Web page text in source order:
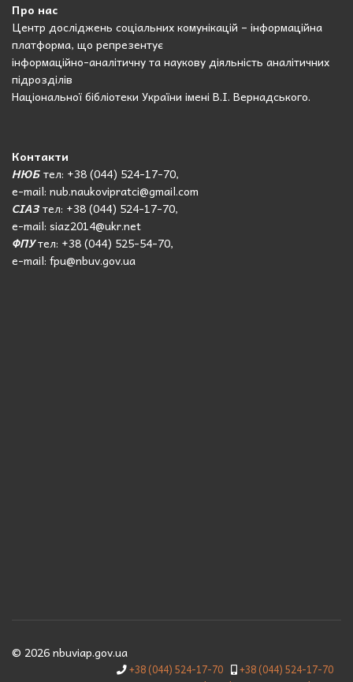
Про нас
Центр досліджень соціальних комунікацій – інформаційна
платформа, що репрезентує
інформаційно-аналітичну та наукову діяльність аналітичних
підрозділів
Національної бібліотеки України імені В.І. Вернадського.
Контакти
НЮБтел: +38 (044) 524-17-70,
e-mail: nub.naukovipratci@gmail.com
СІАЗтел: +38 (044) 524-17-70,
e-mail: siaz2014@ukr.net
ФПУтел: +38 (044) 525-54-70,
e-mail: fpu@nbuv.gov.ua
© 2026 nbuviap.gov.ua
+38 (044) 524-17-70
+38 (044) 524-17-70